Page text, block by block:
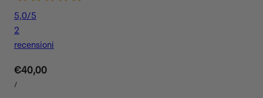
5,0/5
2
recensioni
Prezzo
normale
€40,00
UNITARIO
/PER